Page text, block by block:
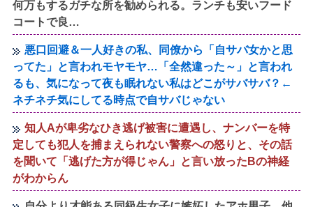
何万もするガチな所を勧められる。ランチも安いフード
コートで良…
悪口回避＆一人好きの私、同僚から「自サバ女かと思
ってた」と言われモヤモヤ…「全然違った～」と言われ
るも、気になって夜も眠れない私はどこがサバサバ？←
ネチネチ気にしてる時点で自サバじゃない
知人Aが卑劣なひき逃げ被害に遭遇し、ナンバーを特
定しても犯人を捕まえられない警察への怒りと、その話
を聞いて「逃げた方が得じゃん」と言い放ったBの神経
がわからん